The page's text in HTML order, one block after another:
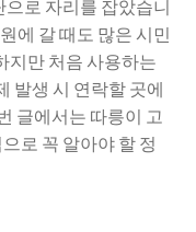
로 자리를 잡았습니
에 갈 때도 많은 시민
지만 처음 사용하는
발생 시 연락할 곳에
글에서는 따릉이 고
로 꼭 알아야 할 정